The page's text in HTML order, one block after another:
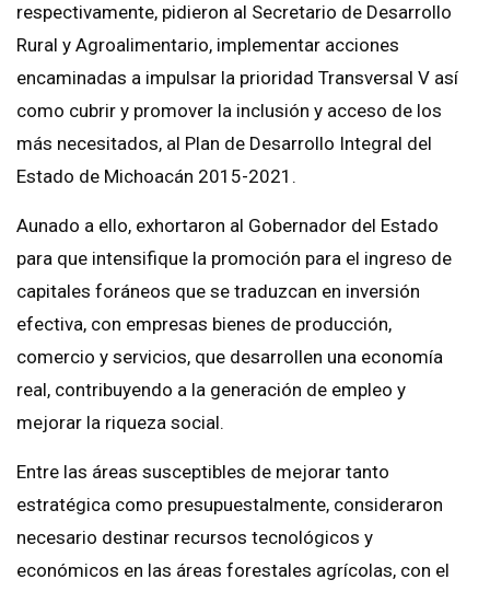
respectivamente, pidieron al Secretario de Desarrollo
Rural y Agroalimentario, implementar acciones
encaminadas a impulsar la prioridad Transversal V así
como cubrir y promover la inclusión y acceso de los
más necesitados, al Plan de Desarrollo Integral del
Estado de Michoacán 2015-2021.
Aunado a ello, exhortaron al Gobernador del Estado
para que intensifique la promoción para el ingreso de
capitales foráneos que se traduzcan en inversión
efectiva, con empresas bienes de producción,
comercio y servicios, que desarrollen una economía
real, contribuyendo a la generación de empleo y
mejorar la riqueza social.
Entre las áreas susceptibles de mejorar tanto
estratégica como presupuestalmente, consideraron
necesario destinar recursos tecnológicos y
económicos en las áreas forestales agrícolas, con el